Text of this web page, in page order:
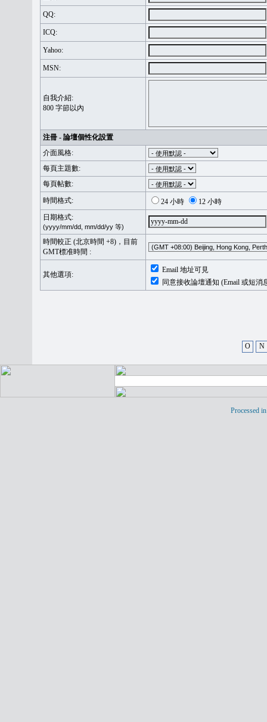
QQ:
ICQ:
Yahoo:
MSN:
自我介紹:
800 字節以內
注冊 - 論壇個性化設置
介面風格:
每頁主題數:
每頁帖數:
時間格式:
24 小時
12 小時
日期格式:
(yyyy/mm/dd, mm/dd/yy 等)
時間較正 (北京時間 +8)，目前
GMT標准時間 :
其他選項:
Email 地址可見
同意接收論壇通知 (Email 或短消
O N
Processed